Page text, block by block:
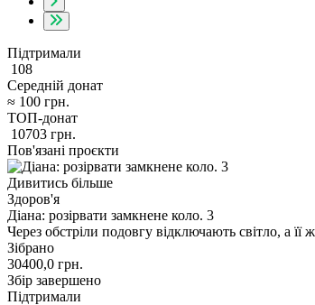
Підтримали
108
Середній донат
≈ 100 грн.
ТОП-донат
10703 грн.
Пов'язані проєкти
Дивитись більше
Здоров'я
Діана: розірвати замкнене коло. 3
Через обстріли подовгу відключають світло, а
Зібрано
30400,0 грн.
Збір завершено
Підтримали